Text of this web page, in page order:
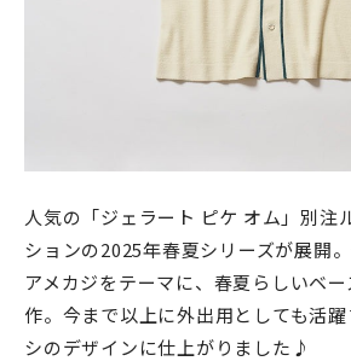
人気の「ジェラート ピケ オム」別注
ションの2025年春夏シリーズが展開。
アメカジをテーマに、春夏らしいベ
作。今まで以上に外出用としても活
シのデザインに仕上がりました♪